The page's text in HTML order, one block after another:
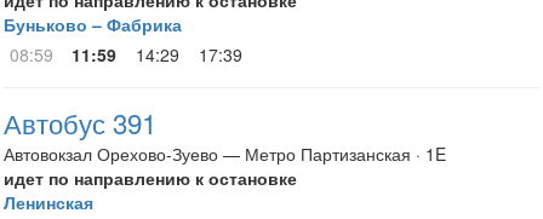
Буньково – Фабрика
08:59
11:59 14:29 17:39
Автобус 391
Автовокзал Орехово-Зуево — Метро Партизанская · 1E
идет по направлению к остановке
Ленинская